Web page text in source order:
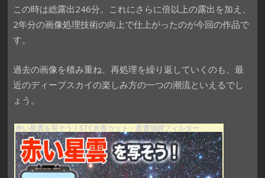
この時は総露出246分。これにさらに倍以上の露出を加え、
2年分の画像処理技術の向上で仕上がったのが今回の作品で
す。
過去の画像を積み重ね、再処理を繰り返していくのも、最
近のディープスカイの楽しみ方の一つの潮流といえるでし
ょう。
赤い星雲を写そう！STC光害カット・星雲強調フィルター